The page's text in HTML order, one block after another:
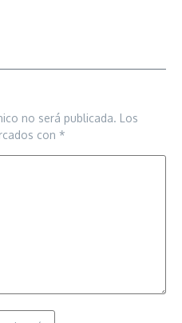
no será publicada. Los
con *